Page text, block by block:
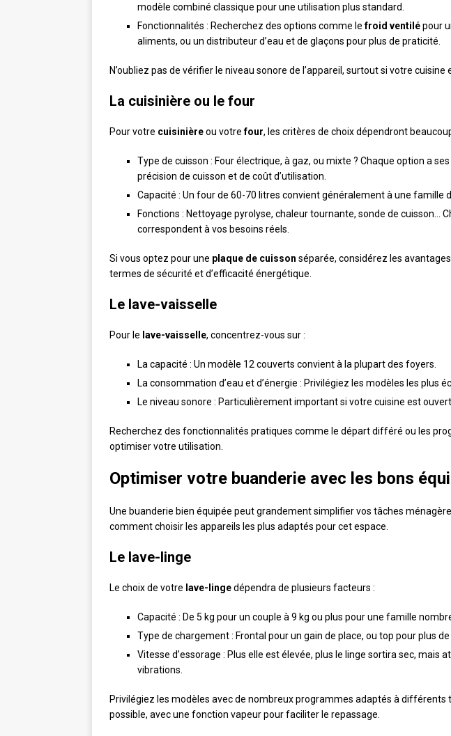
modèle combiné classique pour une utilisation plus standard.
Fonctionnalités : Recherchez des options comme lefroid ventilépour
aliments, ou un distributeur d’eau et de glaçons pour plus de praticité.
N’oubliez pas de vérifier le niveau sonore de l’appareil, surtout si votre cuisine
La cuisinière ou le four
Pour votre cuisinièreou votrefour, les critères de choix dépendront
Type de cuisson : Four électrique, à gaz, ou mixte ? Chaque option a
précision de cuisson et de coût d’utilisation.
Capacité : Un four de 60-70 litres convient généralement à une famille
Fonctions : Nettoyage pyrolyse, chaleur tournante, sonde de cuisson…
correspondent à vos besoins réels.
Si vous optez pour une plaque de cuisson séparée, considérez les
termes de sécurité et d’efficacité énergétique.
Le lave-vaisselle
Pour le lave-vaisselle, concentrez-vous sur :
La capacité : Un modèle 12 couverts convient à la plupart des foyers.
La consommation d’eau et d’énergie : Privilégiez les modèles les plus
Le niveau sonore : Particulièrement important si votre cuisine est
Recherchez des fonctionnalités pratiques comme le départ différé ou les
optimiser votre utilisation.
Optimiser votre buanderie avec les bons
Une buanderie bien équipée peut grandement simplifier vos tâches
comment choisir les appareils les plus adaptés pour cet espace.
Le lave-linge
Le choix de votre lave-lingedépendra de plusieurs facteurs :
Capacité : De 5 kg pour un couple à 9 kg ou plus pour une famille
Type de chargement : Frontal pour un gain de place, ou top pour plus
Vitesse d’essorage : Plus elle est élevée, plus le linge sortira sec, mais
vibrations.
Privilégiez les modèles avec de nombreux programmes adaptés à différents
possible, avec une fonction vapeur pour faciliter le repassage.